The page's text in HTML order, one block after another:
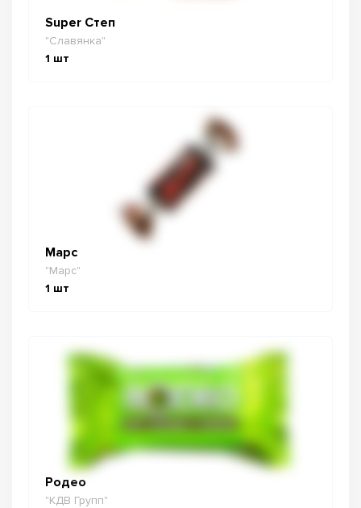
Super Степ
"Славянка"
1 шт
Марс
"Марс"
1 шт
Родео
"КДВ Групп"